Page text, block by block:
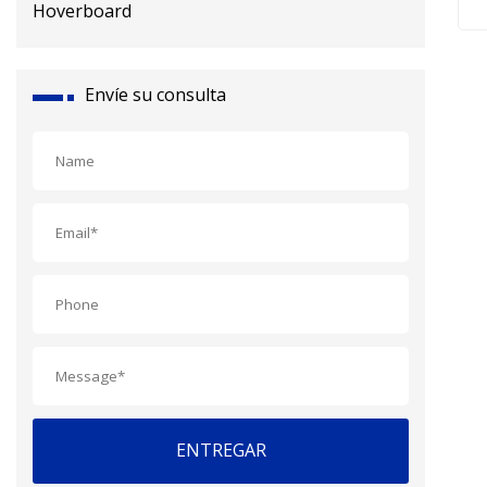
Envíe su consulta
ENTREGAR